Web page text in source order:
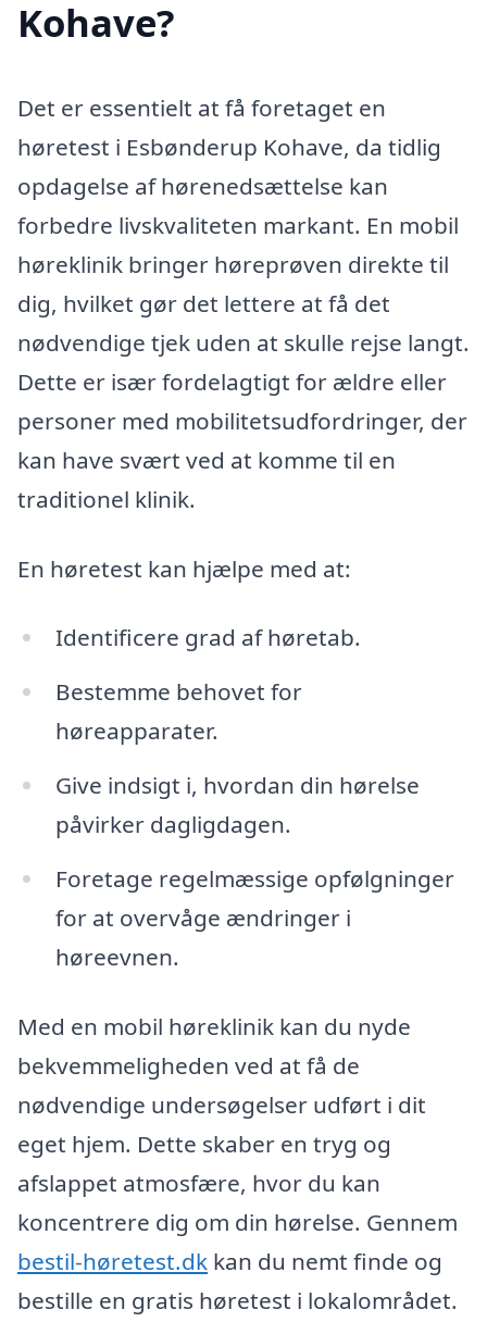
Kohave?
Det er essentielt at få foretaget en
høretest i Esbønderup Kohave, da tidlig
opdagelse af hørenedsættelse kan
forbedre livskvaliteten markant. En mobil
høreklinik bringer høreprøven direkte til
dig, hvilket gør det lettere at få det
nødvendige tjek uden at skulle rejse langt.
Dette er især fordelagtigt for ældre eller
personer med mobilitetsudfordringer, der
kan have svært ved at komme til en
traditionel klinik.
En høretest kan hjælpe med at:
Identificere grad af høretab.
Bestemme behovet for
høreapparater.
Give indsigt i, hvordan din hørelse
påvirker dagligdagen.
Foretage regelmæssige opfølgninger
for at overvåge ændringer i
høreevnen.
Med en mobil høreklinik kan du nyde
bekvemmeligheden ved at få de
nødvendige undersøgelser udført i dit
eget hjem. Dette skaber en tryg og
afslappet atmosfære, hvor du kan
koncentrere dig om din hørelse. Gennem
bestil-høretest.dk kan du nemt finde og
bestille en gratis høretest i lokalområdet.